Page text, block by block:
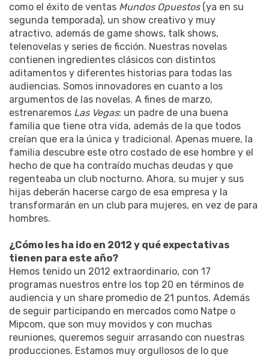
como el éxito de ventas Mundos Opuestos(ya en su
segunda temporada), un show creativo y muy
atractivo, además de game shows, talk shows,
telenovelas y series de ficción. Nuestras novelas
contienen ingredientes clásicos con distintos
aditamentos y diferentes historias para todas las
audiencias. Somos innovadores en cuanto a los
argumentos de las novelas. A fines de marzo,
estrenaremos Las Vegas: un padre de una buena
familia que tiene otra vida, además de la que todos
creían que era la única y tradicional. Apenas muere, la
familia descubre este otro costado de ese hombre y el
hecho de que ha contraído muchas deudas y que
regenteaba un club nocturno. Ahora, su mujer y sus
hijas deberán hacerse cargo de esa empresa y la
transformarán en un club para mujeres, en vez de para
hombres.
¿Cómo les ha ido en 2012 y qué expectativas
tienen para este año?
Hemos tenido un 2012 extraordinario, con 17
programas nuestros entre los top 20 en términos de
audiencia y un share promedio de 21 puntos. Además
de seguir participando en mercados como Natpe o
Mipcom, que son muy movidos y con muchas
reuniones, queremos seguir arrasando con nuestras
producciones. Estamos muy orgullosos de lo que